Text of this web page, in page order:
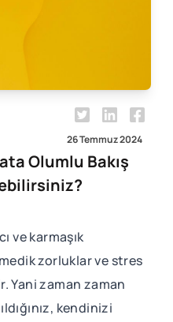
26 Temmuz 2024
Olumlu Bakış
ve karmaşık
zorluklar ve stres
Yani zaman zaman
kendinizi